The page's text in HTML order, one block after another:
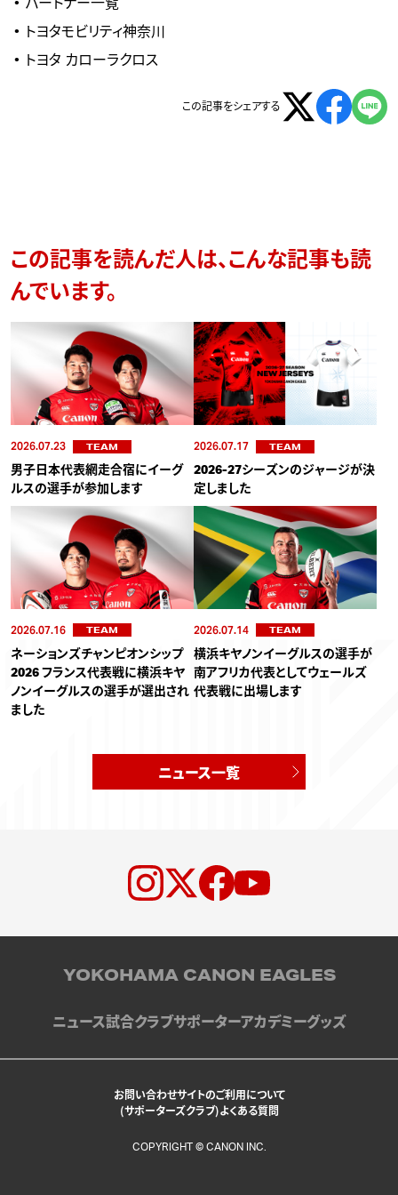
パートナー一覧
トヨタモビリティ神奈川
トヨタ カローラクロス
この記事をシェアする
この記事を読んだ人は、こんな記事も読
んでいます。
2026.07.23 TEAM
男子日本代表網走合宿にイーグ
ルスの選手が参加します
2026.07.17 TEAM
2026-27シーズンのジャージが決
定しました
2026.07.16 TEAM
ネーションズチャンピオンシップ
2026 フランス代表戦に横浜キヤ
ノンイーグルスの選手が選出され
ました
2026.07.14 TEAM
横浜キヤノンイーグルスの選手が
南アフリカ代表としてウェールズ
代表戦に出場します
ニュース一覧
YOKOHAMA CANON EAGLES
ニュース試合クラブサポーターアカデミーグッズ
お問い合わせサイトのご利用について
(サポーターズクラブ)よくある質問
COPYRIGHT © CANON INC.